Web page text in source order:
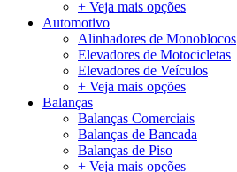
+ Veja mais opções
Automotivo
Alinhadores de Monoblocos
Elevadores de Motocicletas
Elevadores de Veículos
+ Veja mais opções
Balanças
Balanças Comerciais
Balanças de Bancada
Balanças de Piso
+ Veja mais opções